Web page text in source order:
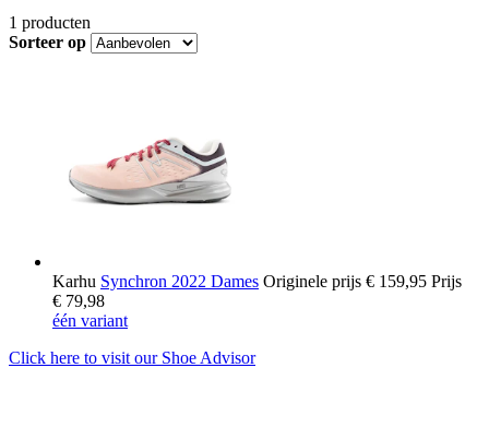
1 producten
Sorteer op
Karhu Synchron 2022 Dames Originele prijs € 159,95 Prijs
€ 79,98
één variant
Click here to visit our Shoe Advisor